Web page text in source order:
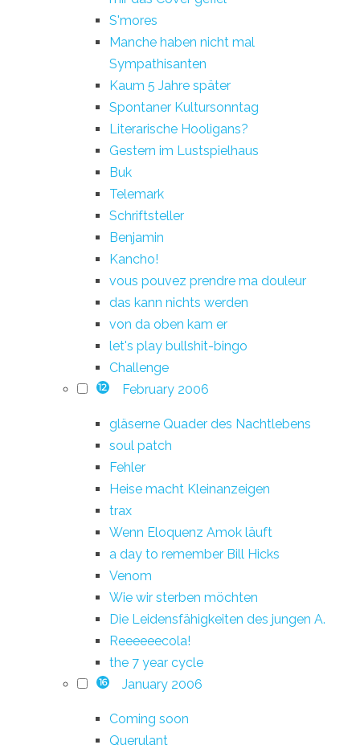
S'mores
Manche haben nicht mal
Sympathisanten
Kaum 5 Jahre später
Spontaner Kultursonntag
Literarische Hooligans?
Gestern im Lustspielhaus
Buk
Telemark
Schriftsteller
Benjamin
Kancho!
vous pouvez prendre ma douleur
das kann nichts werden
von da oben kam er
let's play bullshit-bingo
Challenge
12 February 2006
gläserne Quader des Nachtlebens
soul patch
Fehler
Heise macht Kleinanzeigen
trax
Wenn Eloquenz Amok läuft
a day to remember Bill Hicks
Venom
Wie wir sterben möchten
Die Leidensfähigkeiten des jungen A.
Reeeeeecola!
the 7 year cycle
16 January 2006
Coming soon
Querulant